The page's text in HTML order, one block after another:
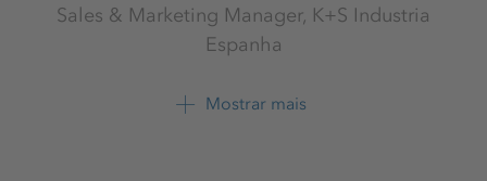
Sales & Marketing Manager, K+S Industria
Espanha
Sales & Marketing Spain K+S Minerals Spain S.L.
Mostrar mais